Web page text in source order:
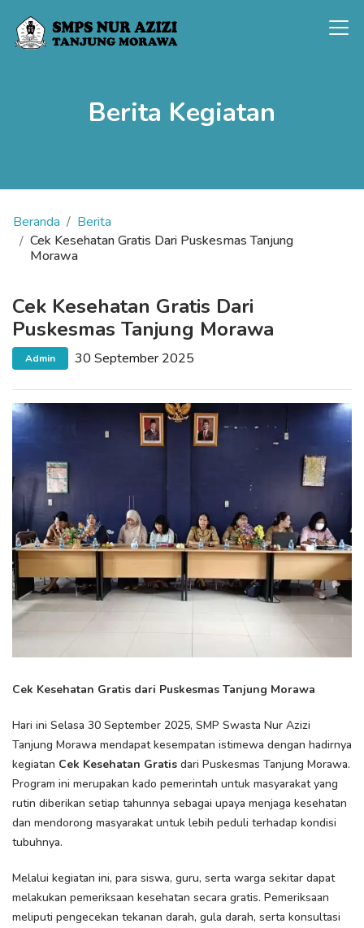
Berita Kegiatan
Beranda
Berita
Cek Kesehatan Gratis Dari Puskesmas Tanjung
Morawa
Cek Kesehatan Gratis Dari
Puskesmas Tanjung Morawa
Admin 30 September 2025
Cek Kesehatan Gratis dari Puskesmas Tanjung Morawa
Hari ini Selasa 30 September 2025, SMP Swasta Nur Azizi
Tanjung Morawa mendapat kesempatan istimewa dengan hadirnya
kegiatan Cek Kesehatan Gratis dari Puskesmas Tanjung Morawa.
Program ini merupakan kado pemerintah untuk masyarakat yang
rutin diberikan setiap tahunnya sebagai upaya menjaga kesehatan
dan mendorong masyarakat untuk lebih peduli terhadap kondisi
tubuhnya.
Melalui kegiatan ini, para siswa, guru, serta warga sekitar dapat
melakukan pemeriksaan kesehatan secara gratis. Pemeriksaan
meliputi pengecekan tekanan darah, gula darah, serta konsultasi